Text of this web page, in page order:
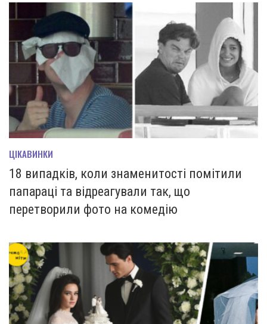
ЦІКАВИНКИ
18 випадків, коли знаменитості помітили
папараці та відреагували так, що
перетворили фото на комедію